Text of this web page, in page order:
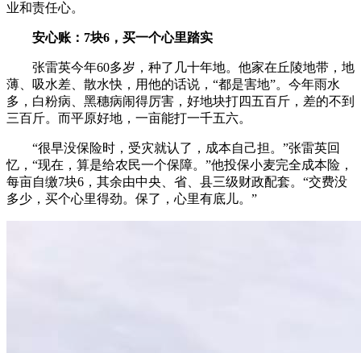
业和责任心。
安心账：7块6，买一个心里踏实
张雷英今年60多岁，种了几十年地。他家在丘陵地带，地
薄、吸水差、散水快，用他的话说，“都是害地”。今年雨水
多，白粉病、黑穗病闹得厉害，好地块打四五百斤，差的不到
三百斤。而平原好地，一亩能打一千五六。
“很早没保险时，受灾就认了，成本自己担。”张雷英回
忆，“现在，算是给农民一个保障。”他投保小麦完全成本险，
每亩自缴7块6，其余由中央、省、县三级财政配套。“交费没
多少，买个心里得劲。保了，心里有底儿。”